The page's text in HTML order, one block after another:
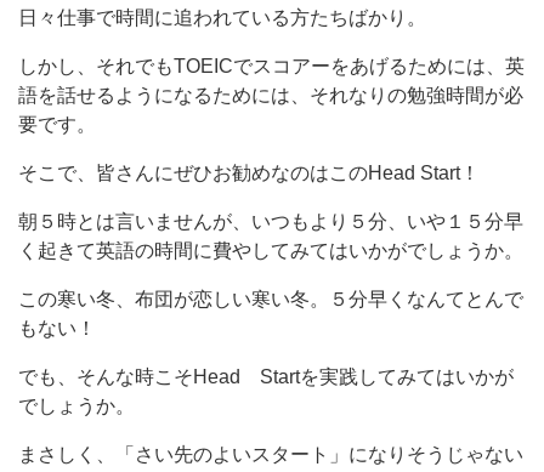
日々仕事で時間に追われている方たちばかり。
しかし、それでもTOEICでスコアーをあげるためには、英
語を話せるようになるためには、それなりの勉強時間が必
要です。
そこで、皆さんにぜひお勧めなのはこのHead Start！
朝５時とは言いませんが、いつもより５分、いや１５分早
く起きて英語の時間に費やしてみてはいかがでしょうか。
この寒い冬、布団が恋しい寒い冬。５分早くなんてとんで
もない！
でも、そんな時こそHead Startを実践してみてはいかが
でしょうか。
まさしく、「さい先のよいスタート」になりそうじゃない